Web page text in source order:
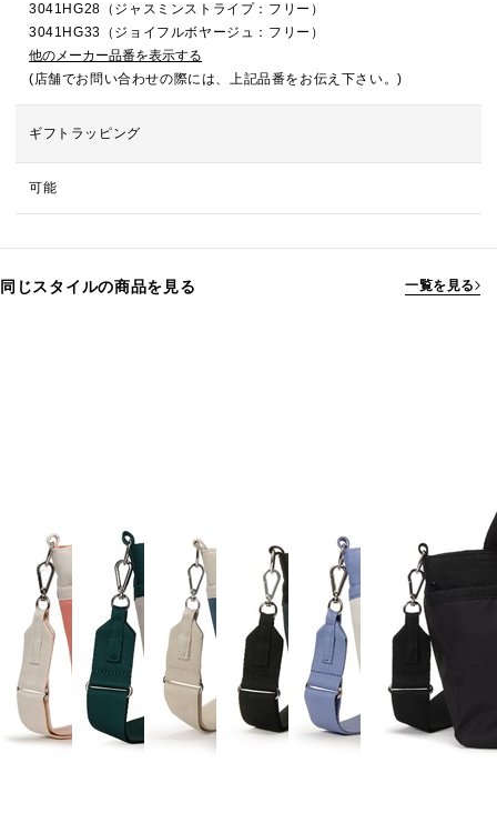
3041HG28（ジャスミンストライプ：フリー）
3041HG33（ジョイフルボヤージュ：フリー）
他のメーカー品番を表示する
(店舗でお問い合わせの際には、上記品番をお伝え下さい。)
ギフトラッピング
可能
同じスタイルの商品を見る 一覧を見る